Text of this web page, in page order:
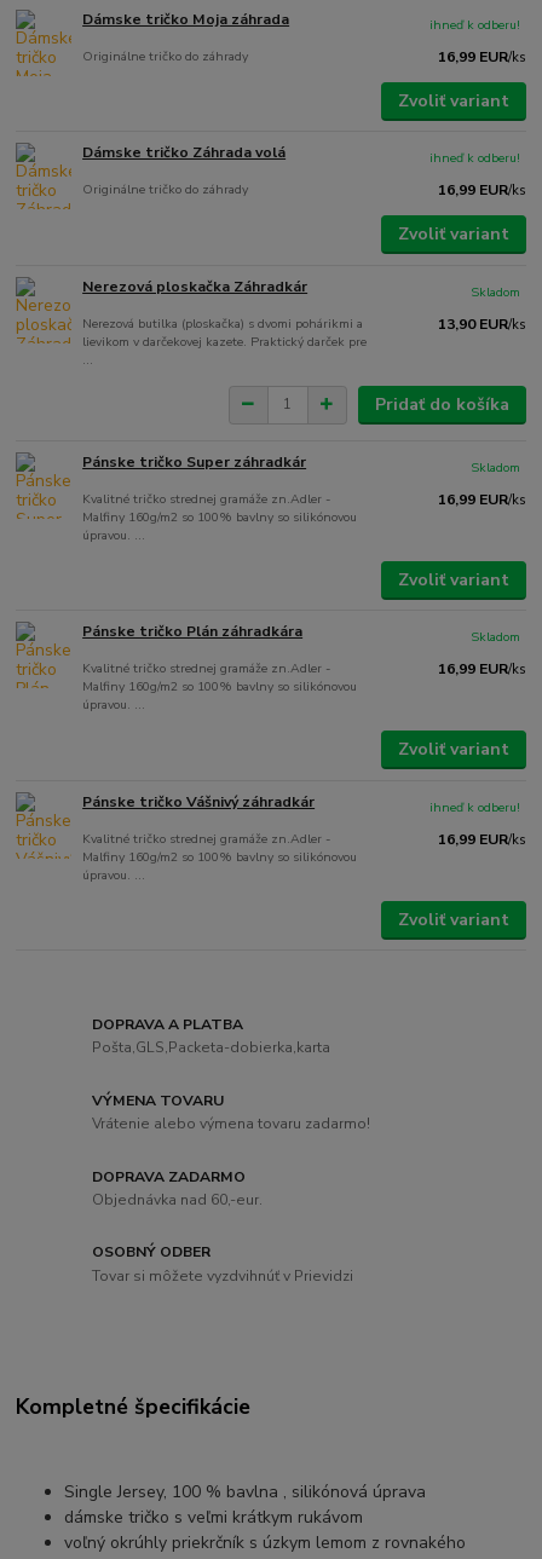
Dámske tričko Moja záhrada
Originálne tričko do záhrady 16,99 EUR/ks
ihneď k odberu!
Zvoliť variant
Dámske tričko Záhrada volá
Originálne tričko do záhrady 16,99 EUR/ks
ihneď k odberu!
Zvoliť variant
Nerezová ploskačka Záhradkár
Nerezová butilka (ploskačka) s dvomi pohárikmi a
lievikom v darčekovej kazete. Praktický darček pre
...
13,90 EUR/ks
Skladom
Pridať do košíka
Pánske tričko Super záhradkár
Kvalitné tričko strednej gramáže zn.Adler -
Malfiny 160g/m2 so 100% bavlny so silikónovou
úpravou. ...
16,99 EUR/ks
Skladom
Zvoliť variant
Pánske tričko Plán záhradkára
Kvalitné tričko strednej gramáže zn.Adler -
Malfiny 160g/m2 so 100% bavlny so silikónovou
úpravou. ...
16,99 EUR/ks
Skladom
Zvoliť variant
Pánske tričko Vášnivý záhradkár
Kvalitné tričko strednej gramáže zn.Adler -
Malfiny 160g/m2 so 100% bavlny so silikónovou
úpravou. ...
16,99 EUR/ks
ihneď k odberu!
Zvoliť variant
DOPRAVA A PLATBA
Pošta,GLS,Packeta-dobierka,karta
VÝMENA TOVARU
Vrátenie alebo výmena tovaru zadarmo!
DOPRAVA ZADARMO
Objednávka nad 60,-eur.
OSOBNÝ ODBER
Tovar si môžete vyzdvihnúť v Prievidzi
Kompletné špecifikácie
Single Jersey, 100 % bavlna , silikónová úprava
dámske tričko s veľmi krátkym rukávom
voľný okrúhly priekrčník s úzkym lemom z rovnakého